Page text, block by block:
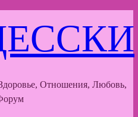
Отношения, Любовь,